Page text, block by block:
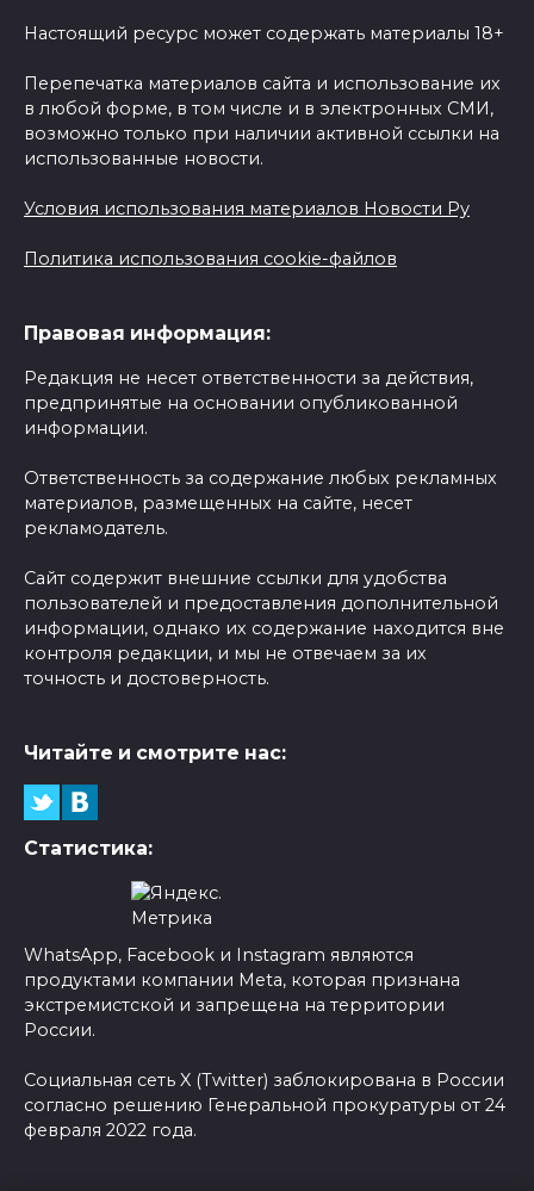
Настоящий ресурс может содержать материалы 18+
Перепечатка материалов сайта и использование их
в любой форме, в том числе и в электронных СМИ,
возможно только при наличии активной ссылки на
использованные новости.
Условия использования материалов Новости Ру
Политика использования cookie-файлов
Правовая информация:
Редакция не несет ответственности за действия,
предпринятые на основании опубликованной
информации.
Ответственность за содержание любых рекламных
материалов, размещенных на сайте, несет
рекламодатель.
Сайт содержит внешние ссылки для удобства
пользователей и предоставления дополнительной
информации, однако их содержание находится вне
контроля редакции, и мы не отвечаем за их
точность и достоверность.
Читайте и смотрите нас:
Статистика:
WhatsApp, Facebook и Instagram являются
продуктами компании Meta, которая признана
экстремистской и запрещена на территории
России.
Социальная сеть X (Twitter) заблокирована в России
согласно решению Генеральной прокуратуры от 24
февраля 2022 года.